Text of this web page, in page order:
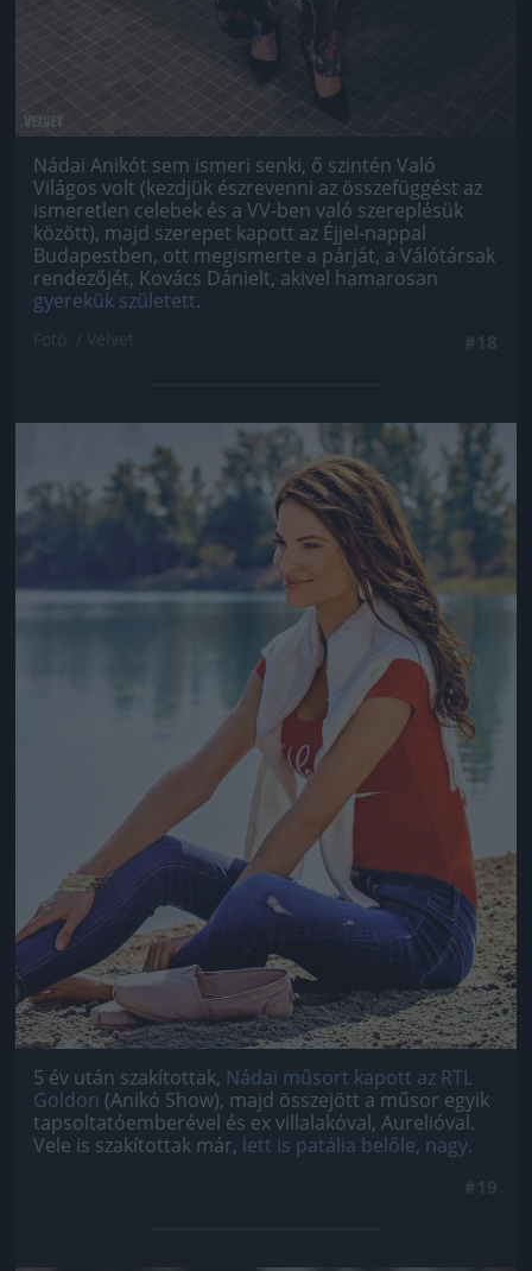
Nádai Anikót sem ismeri senki, ő szintén Való
Világos volt (kezdjük észrevenni az összefüggést az
ismeretlen celebek és a VV-ben való szereplésük
között), majd szerepet kapott az Éjjel-nappal
Budapestben, ott megismerte a párját, a Válótársak
rendezőjét, Kovács Dánielt, akivel hamarosan
gyerekük született.
Jön még kép!
5 év után szakítottak, Nádai műsort kapott az RTL
Goldon (Anikó Show), majd összejött a műsor egyik
tapsoltatóemberével és ex villalakóval, Aurelióval.
Vele is szakítottak már, lett is patália belőle, nagy.